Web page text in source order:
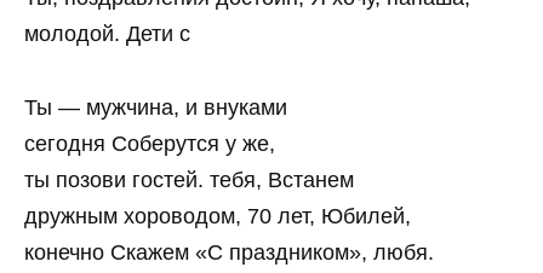
молодой. Дети с
Ты — мужчина, и внуками
сегодня Соберутся у же,
ты позови гостей. тебя, Встанем
дружным хороводом, 70 лет, Юбилей,
конечно Скажем «С праздником», любя.